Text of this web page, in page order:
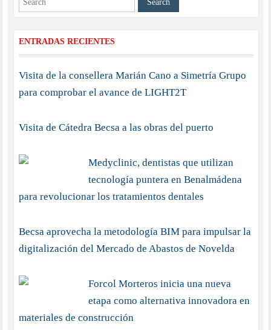
ENTRADAS RECIENTES
Visita de la consellera Marián Cano a Simetría Grupo
para comprobar el avance de LIGHT2T
Visita de Cátedra Becsa a las obras del puerto
Medyclinic, dentistas que utilizan
tecnología puntera en Benalmádena
para revolucionar los tratamientos dentales
Becsa aprovecha la metodología BIM para impulsar la
digitalización del Mercado de Abastos de Novelda
Forcol Morteros inicia una nueva
etapa como alternativa innovadora en
materiales de construcción